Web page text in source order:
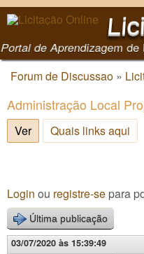
Pular
Portal de Aprendizagem de
Você está aqui
Forum de Discussao »
Administração Local
Ver(aba ativa)
Quais links aqui
Login ou registre-se para
Última publicação
03/07/2020 às 15:39:49